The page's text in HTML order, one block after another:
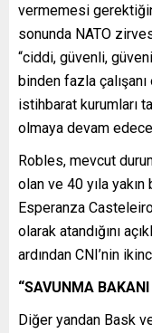
vermemesi
sonunda NATO
“ciddi, güvenli,
binden fazla çalışanı
istihbarat kurumları
olmaya devam
Robles, mevcut
olan ve 40 yıla
Esperanza
olarak atandığını
ardından CNI’nin
“SAVUNMA
Diğer yandan Bask